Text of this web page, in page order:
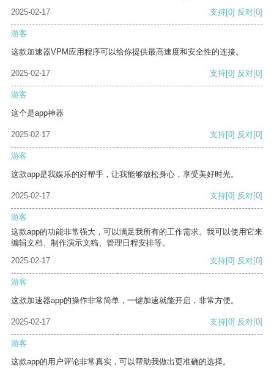
2025-02-17
支持[0] 反对[0]
游客
这款加速器VPM应用程序可以给你提供最高速度和安全性的连接。
2025-02-17 支持[0] 反对[0]
游客
这个是app神器
2025-02-17 支持[0] 反对[0]
游客
这款app是我娱乐的好帮手，让我能够放松身心，享受美好时光。
2025-02-17 支持[0] 反对[0]
游客
这款app的功能非常强大，可以满足我所有的工作需求。我可以使用它来
编辑文档、制作演示文稿、管理日程安排等。
2025-02-17
支持[0] 反对[0]
游客
这款加速器app的操作非常简单，一键加速就能开启，非常方便。
2025-02-17 支持[0] 反对[0]
游客
这款app的用户评论非常真实，可以帮助我做出更准确的选择。